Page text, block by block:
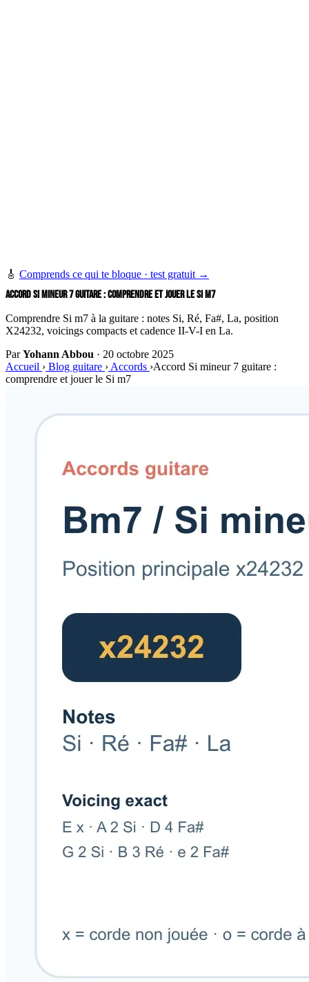
🎸 Comprends ce qui te bloque · test gratuit →
ACCORD SI MINEUR 7 GUITARE : COMPRENDRE ET JOUER LE SI M7
Comprendre Si m7 à la guitare : notes Si, Ré, Fa#, La, position
X24232, voicings compacts et cadence II-V-I en La.
ParYohann Abbou · 20 octobre 2025
Accueil › Blog guitare › Accords ›Accord Si mineur 7 guitare :
comprendre et jouer le Si m7